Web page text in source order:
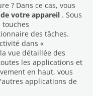
? Dans ce cas, vous
votre appareil . Sous
des tâches.
dans «
vue détaillée des
les applications et
en haut, vous
applications de